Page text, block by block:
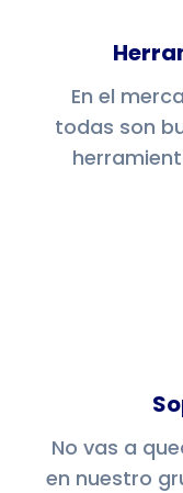
En el
todas son
No vas a
en nuestro